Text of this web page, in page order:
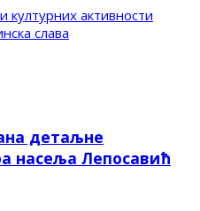
културних активности
слава
детаљне
насеља Лепосавић